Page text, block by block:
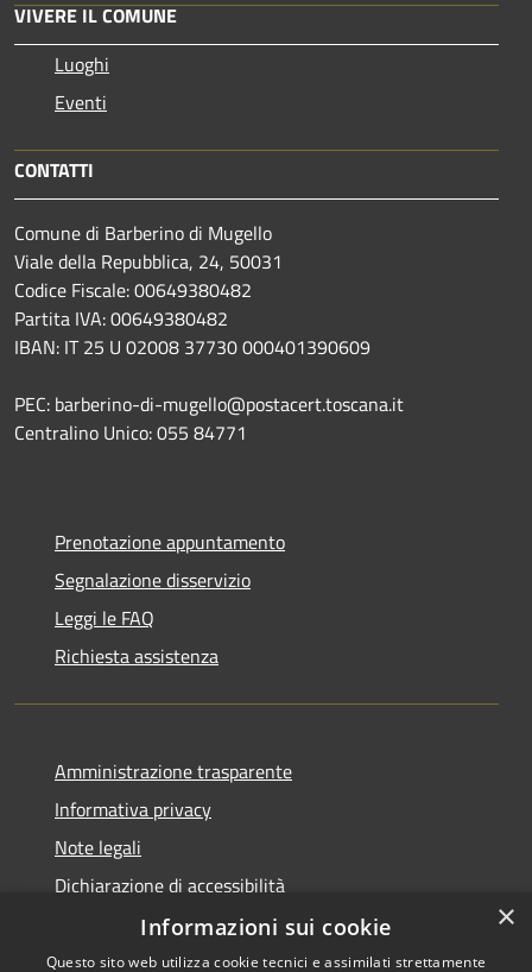
VIVERE IL COMUNE
Luoghi
Eventi
CONTATTI
Comune di Barberino di Mugello
Viale della Repubblica, 24, 50031
Codice Fiscale: 00649380482
Partita IVA: 00649380482
IBAN: IT 25 U 02008 37730 000401390609
PEC: barberino-di-mugello@postacert.toscana.it
Centralino Unico: 055 84771
Prenotazione appuntamento
Segnalazione disservizio
Leggi le FAQ
Richiesta assistenza
Amministrazione trasparente
Informativa privacy
Note legali
Dichiarazione di accessibilità
×
Informazioni sui cookie
Questo sito web utilizza cookie tecnici e assimilati strettamente